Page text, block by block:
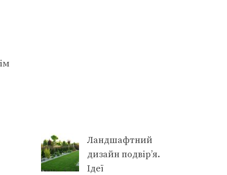
Ландшафтний
дизайн подвір’я.
Ідеї